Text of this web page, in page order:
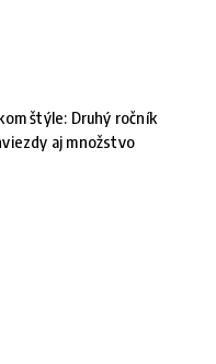
štýle: Druhý ročník
aj množstvo